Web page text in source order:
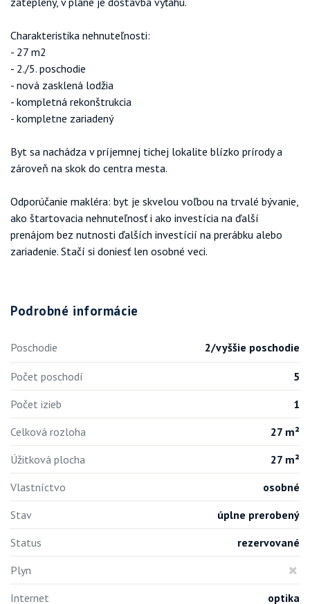
Charakteristika nehnuteľnosti:
- 27 m2
- 2./5. poschodie
- nová zasklená lodžia
- kompletná rekonštrukcia
- kompletne zariadený
Byt sa nachádza v príjemnej tichej lokalite blízko prírody a
zároveň na skok do centra mesta.
Odporúčanie makléra: byt je skvelou voľbou na trvalé bývanie,
ako štartovacia nehnuteľnosť i ako investícia na ďalší
prenájom bez nutnosti ďalších investícií na prerábku alebo
zariadenie. Stačí si doniesť len osobné veci.
Podrobné informácie
Poschodie 2/vyššie poschodie
Počet poschodí
5
Počet izieb
1
Celková rozloha
27 m²
Úžitková plocha
27 m²
Vlastníctvo
osobné
Stav
úplne prerobený
Status
rezervované
Plyn
Internet
optika